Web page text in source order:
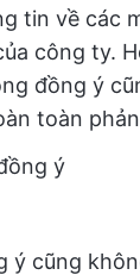
tin về các
công ty.
đồng ý
toàn
ý
ý cũng